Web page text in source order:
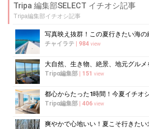
Tripa 編集部SELECT イチオシ記事
Tripa編集部イチオシ記事
写真映え抜群！この夏行きたい海の
チャイラテ | 984 view
Tripα編集部 | 151 view
Tripα編集部 | 406 view
爽やかで心地いい！夏こそ行きたい